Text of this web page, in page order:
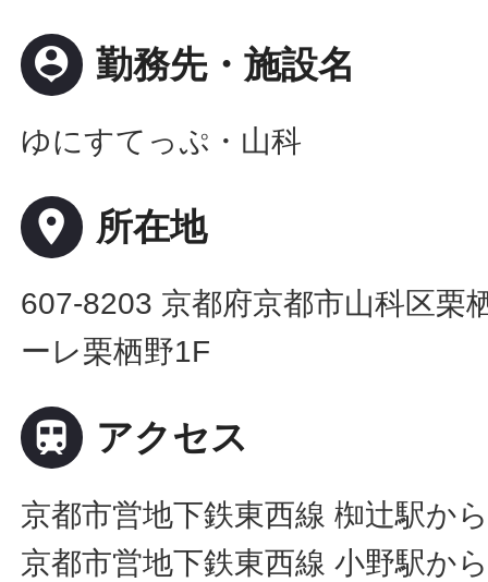
person_pin 勤務先・施設名
ゆにすてっぷ・山科
place 所在地
607-8203 京都府京都市山科区栗
ーレ栗栖野1F
 アクセス
京都市営地下鉄東西線 椥辻駅か
京都市営地下鉄東西線 小野駅か